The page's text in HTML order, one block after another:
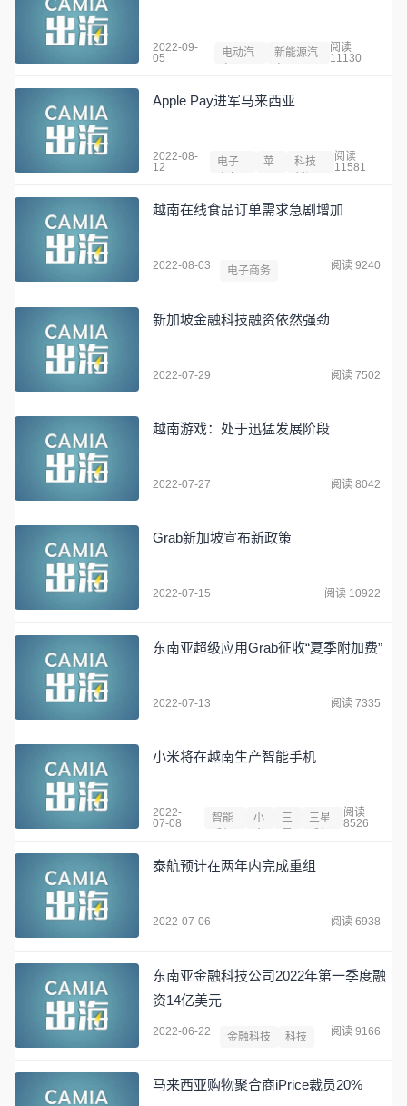
2022-09-
05
电动汽
新能源汽
阅读
11130
Apple Pay进军马来西亚
2022-08-
12
电子
苹
科技
阅读
11581
越南在线食品订单需求急剧增加
2022-08-03 电子商务 阅读 9240
新加坡金融科技融资依然强劲
2022-07-29 阅读 7502
越南游戏：处于迅猛发展阶段
2022-07-27 阅读 8042
Grab新加坡宣布新政策
2022-07-15 阅读 10922
东南亚超级应用Grab征收“夏季附加费”
2022-07-13 阅读 7335
小米将在越南生产智能手机
2022-
07-08
智能
小
三
三星
阅读
8526
泰航预计在两年内完成重组
2022-07-06 阅读 6938
东南亚金融科技公司2022年第一季度融
资14亿美元
2022-06-22 金融科技 科技 阅读 9166
马来西亚购物聚合商iPrice裁员20%